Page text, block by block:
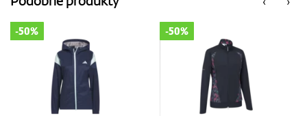
-50% -50%